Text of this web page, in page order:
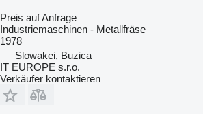
Preis auf Anfrage
Industriemaschinen - Metallfräse
1978
Slowakei, Buzica
IT EUROPE s.r.o.
Verkäufer kontaktieren